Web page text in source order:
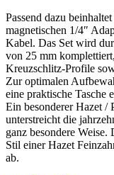
Passend dazu
magnetischen 1/4″
Kabel. Das Set wird
von 25 mm
Kreuzschlitz-Profile
Zur optimalen
eine praktische Tasche
Ein besonderer Hazet /
unterstreicht die
ganz besondere
Stil einer Hazet
ab.